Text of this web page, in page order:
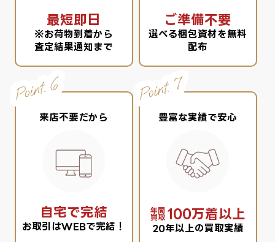
最短即日
※お荷物到着から
査定結果通知まで
ご準備不要
選べる梱包資材を無料
配布
来店不要だから
自宅で完結
お取引はWEBで完結！
豊富な実績で安心
年間
買取 100万着以上
20年以上の買取実績